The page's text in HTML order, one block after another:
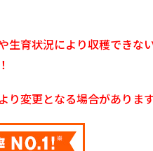
生育状況により収穫できな
変更となる場合があります